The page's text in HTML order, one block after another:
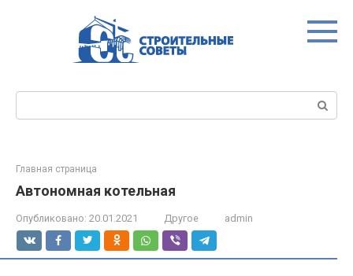
Главная страница
Автономная котельная
Опубликовано: 20.01.2021 Другое admin